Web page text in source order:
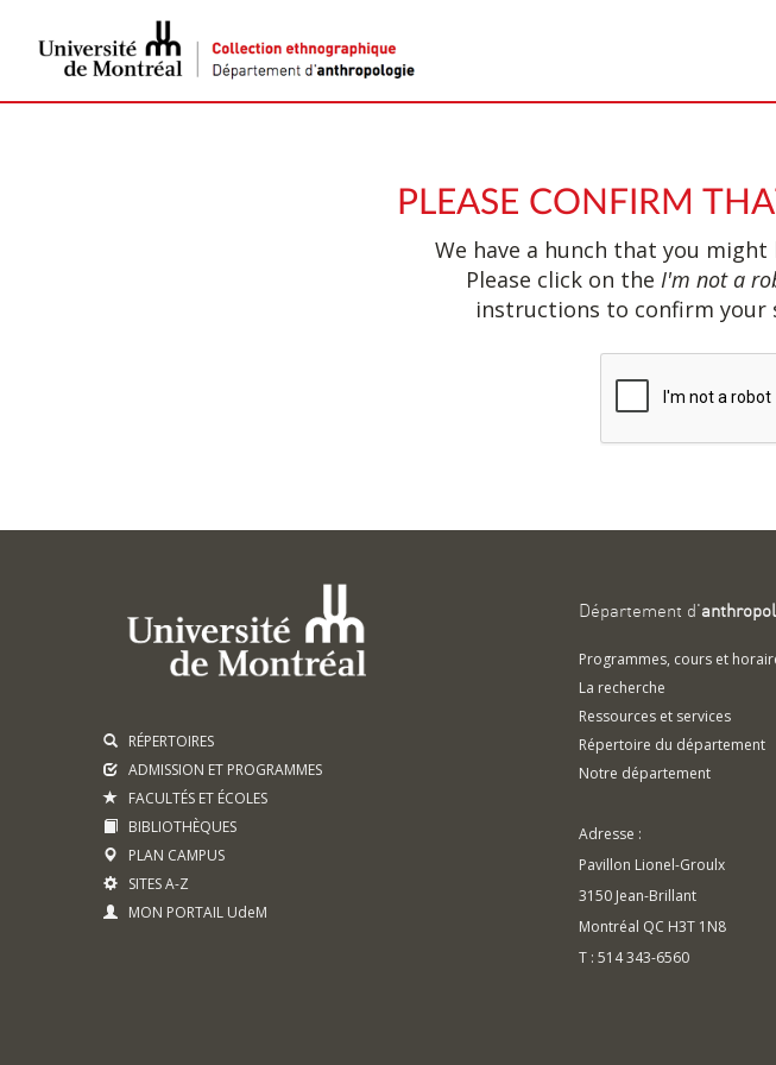
PLEASE CONFIRM
We have a hunch that you
Please click on the I'm not a
instructions to confirm your
RÉPERTOIRES
ADMISSION ET PROGRAMMES
FACULTÉS ET ÉCOLES
BIBLIOTHÈQUES
PLAN CAMPUS
SITES A-Z
MON PORTAIL UdeM
Département d'
Programmes, cours et
La recherche
Ressources et services
Répertoire du département
Notre département
Adresse :
Pavillon Lionel-Groulx
3150 Jean-Brillant
Montréal QC H3T 1N8
T : 514 343-6560